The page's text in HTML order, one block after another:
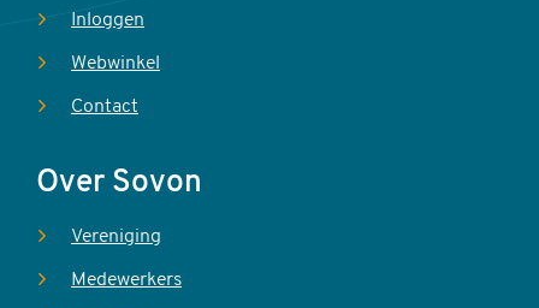
Inloggen
Webwinkel
Contact
Over Sovon
Vereniging
Medewerkers